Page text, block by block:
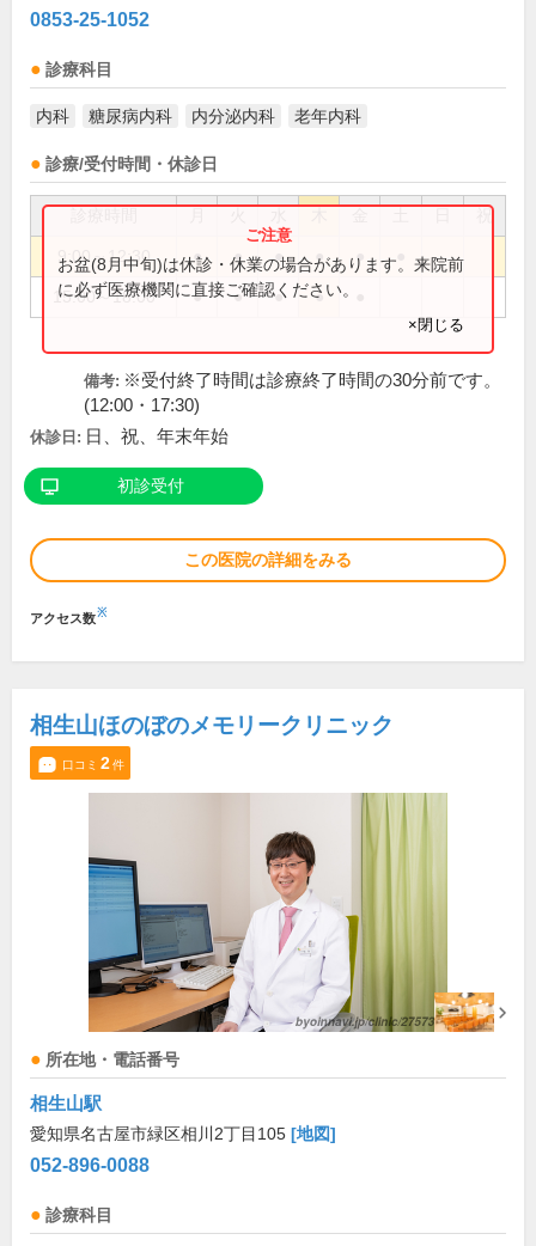
0853-25-1052
診療科目
内科 糖尿病内科 内分泌内科 老年内科
診療/受付時間・休診日
祝
9:00～12:30 ● ● ● ● ●
15:00～18:00 ● ● ● ●
お盆(8月中旬)は休診・休業の場合があります。来院前
に必ず医療機関に直接ご確認ください。
×閉じる
備考: ※受付終了時間は診療終了時間の30分前です。
(12:00・17:30)
休診日: 日、祝、年末年始
初診受付
この医院の詳細をみる
アクセス数※
相生山ほのぼのメモリークリニック
口コミ 2件
所在地・電話番号
相生山駅
愛知県名古屋市緑区相川2丁目105 [地図]
052-896-0088
診療科目